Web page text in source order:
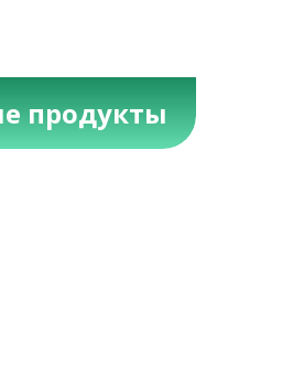
продукты